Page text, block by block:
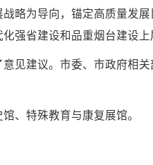
略为导向，锚定高质量发
强省建设和品重烟台建设上
见建议。市委、市政府相
、特殊教育与康复展馆。